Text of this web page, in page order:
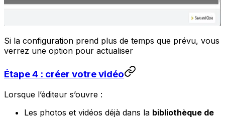
Si la configuration prend plus de temps que prévu, vous
verrez une option pour actualiser
Étape 4 : créer votre vidéo
Lorsque l’éditeur s’ouvre :
Les photos et vidéos déjà dans la bibliothèque de